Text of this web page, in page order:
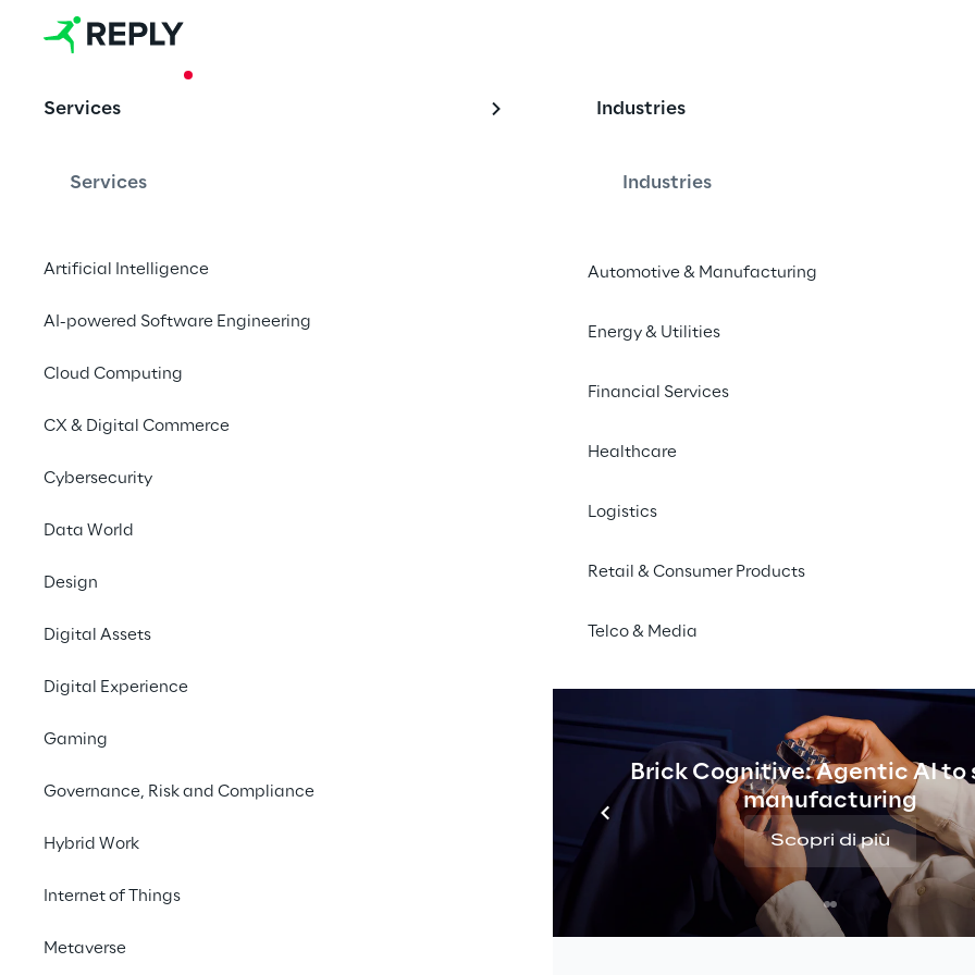
Services
Services
Artificial Intelligence
AI-powered Software Engineering
Cloud Computing
CX & Digital Commerce
Cybersecurity
Data World
Design
Digital Assets
Digital Experience
Gaming
Governance, Risk and Compliance
Hybrid Work
Internet of Things
Metaverse
Industries
Industries
Automotive & Manufacturing
Energy & Utilities
Financial Services
Healthcare
Logistics
Retail & Consumer Products
Telco & Media
Brick Cognitive: Agentic AI to
manufacturing
Scopri di più
Un nuovo servizio digitale
Una costante trasformazione
comunicazione. Spinta da questa
nei servizi di welfare, ha deciso di
grado di coordinare in maniera
configurazione di piatti
possibilità, per i dipendenti, di
nel ristorante aziendale.
un portale di back-end e uno di